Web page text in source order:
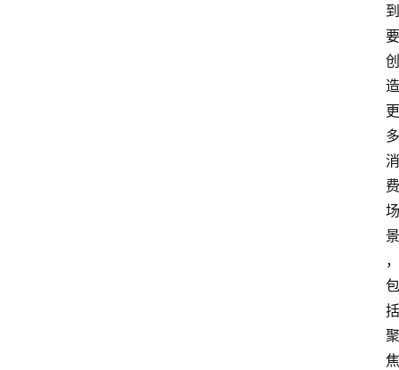
到
要
创
造
更
多
消
费
场
景
，
包
括
聚
焦